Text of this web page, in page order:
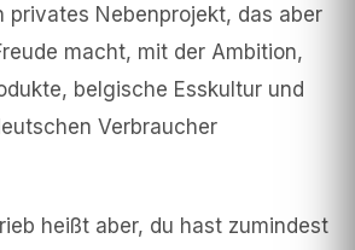
privates Nebenprojekt, das aber
macht, mit der Ambition,
belgische Esskultur und
Verbraucher
heißt aber, du hast zumindest